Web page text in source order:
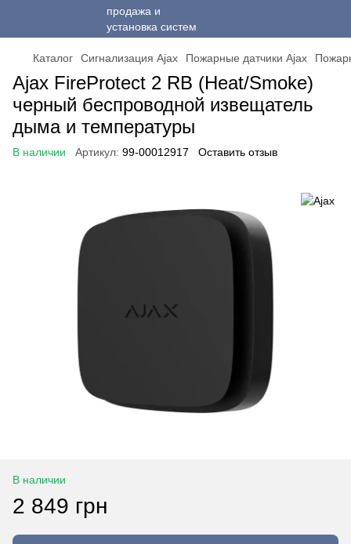
Каталог Сигнализация Ajax Пожарные датчики Ajax
Ajax FireProtect 2 RB (Heat/Smoke)
черный беспроводной извещатель
дыма и температуры
В наличии Артикул: 99-00012917 Оставить отзыв
В наличии
2 849 грн